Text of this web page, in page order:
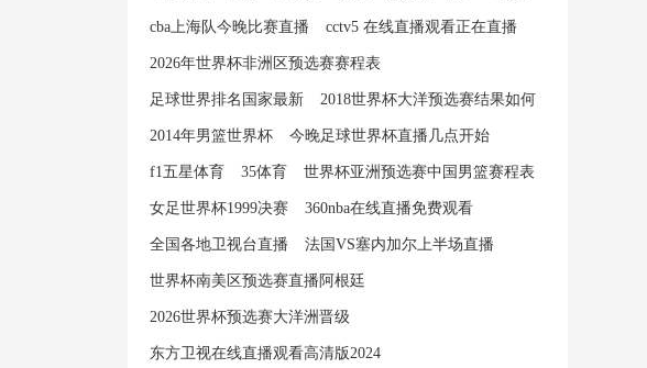
cba上海队今晚比赛直播 cctv5 在线直播观看正在直播
2026年世界杯非洲区预选赛赛程表
足球世界排名国家最新 2018世界杯大洋预选赛结果如何
2014年男篮世界杯 今晚足球世界杯直播几点开始
f1五星体育 35体育 世界杯亚洲预选赛中国男篮赛程表
女足世界杯1999决赛 360nba在线直播免费观看
全国各地卫视台直播 法国VS塞内加尔上半场直播
世界杯南美区预选赛直播阿根廷
2026世界杯预选赛大洋洲晋级
东方卫视在线直播观看高清版2024